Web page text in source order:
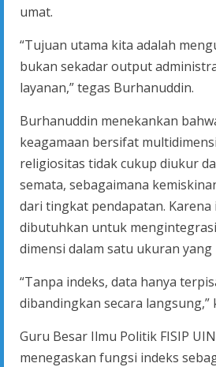
umat.
“Tujuan utama kita adalah
bukan sekadar output
layanan,” tegas Burhanuddin.
Burhanuddin menekankan
keagamaan bersifat
religiositas tidak cukup diukur
semata, sebagaimana
dari tingkat pendapatan. Karena
dibutuhkan untuk
dimensi dalam satu ukuran
“Tanpa indeks, data hanya
dibandingkan secara langsung,”
Guru Besar Ilmu Politik FISIP
menegaskan fungsi indeks